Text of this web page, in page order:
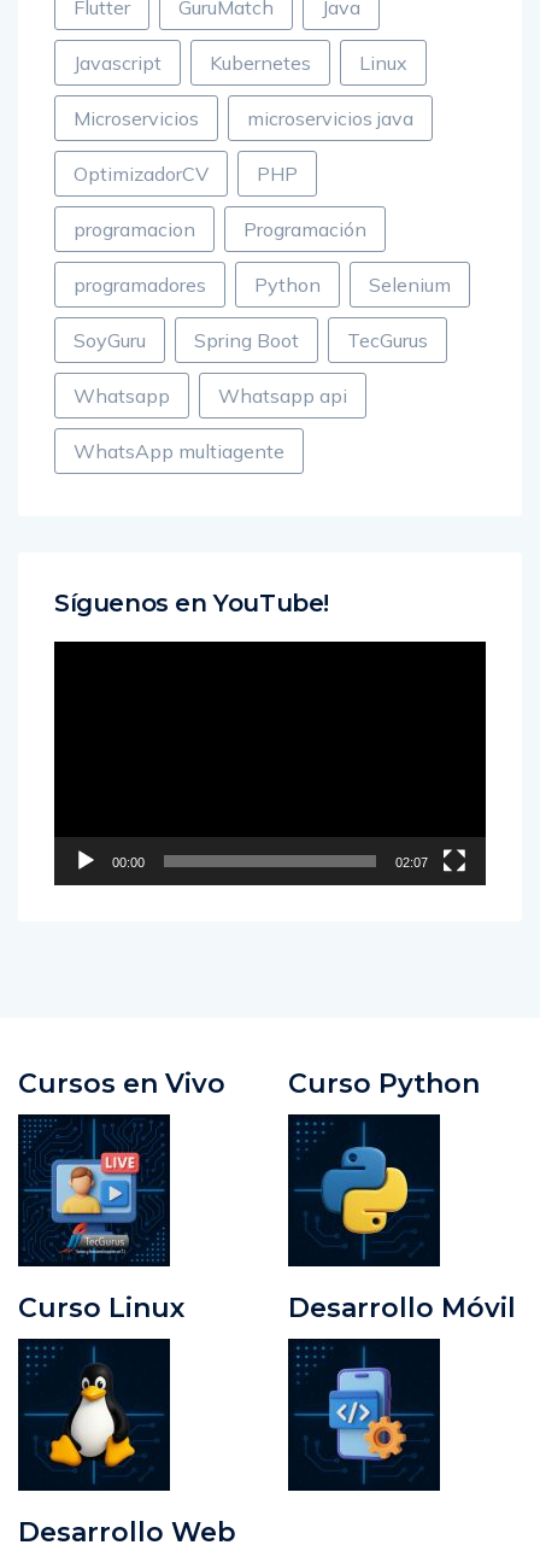
Javascript Kubernetes Linux
Microservicios microservicios java
OptimizadorCV PHP
programacion Programación
programadores Python Selenium
SoyGuru Spring Boot TecGurus
Whatsapp Whatsapp api
WhatsApp multiagente
00:00 02:07